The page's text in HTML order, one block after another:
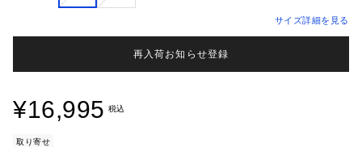
サイズ詳細を見る
再入荷お知らせ登録
¥16,995 税込
取り寄せ